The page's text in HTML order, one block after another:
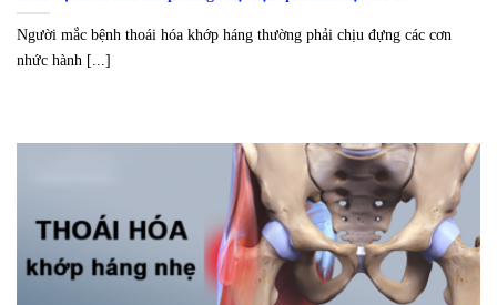
Người mắc bệnh thoái hóa khớp háng thường phải chịu đựng các cơn
nhức hành [...]